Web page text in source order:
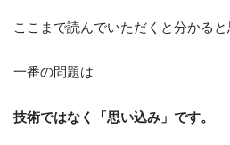
ここまで読んでいただくと分かると
一番の問題は
技術ではなく「思い込み」です。